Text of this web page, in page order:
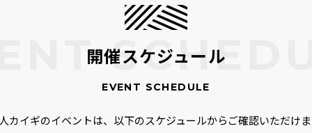
開催スケジュール
カイギのイベントは、以下のスケジュールからご確認いただけ